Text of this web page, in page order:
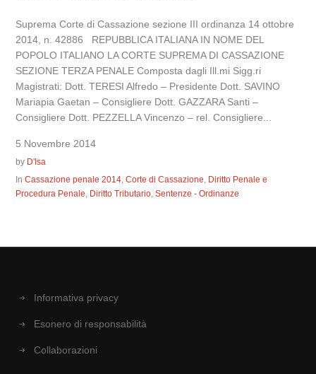
Suprema Corte di Cassazione sezione III ordinanza 14 ottobre
2014, n. 42886 REPUBBLICA ITALIANA IN NOME DEL
POPOLO ITALIANO LA CORTE SUPREMA DI CASSAZIONE
SEZIONE TERZA PENALE Composta dagli Ill.mi Sigg.ri
Magistrati: Dott. TERESI Alfredo – Presidente Dott. SAVINO
Mariapia Gaetan – Consigliere Dott. GAZZARA Santi –
Consigliere Dott. PEZZELLA Vincenzo – rel. Consigliere...
5 Novembre 2014
by D'Isa
InCassazione penale 2014,Corte di Cassazione, Diritto Penale e
Procedura Penale, Diritto Tributario,Sentenze - Ordinanze
Informativa privacy
Esonero di responsabilità
Collaborazioni